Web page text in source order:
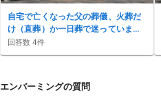
自宅で亡くなった父の葬儀、火葬だ
け（直葬）か一日葬で迷っていま
す。北区から町屋斎場の場合の費用
と流れは？
回答数4件
エンバーミングの質問